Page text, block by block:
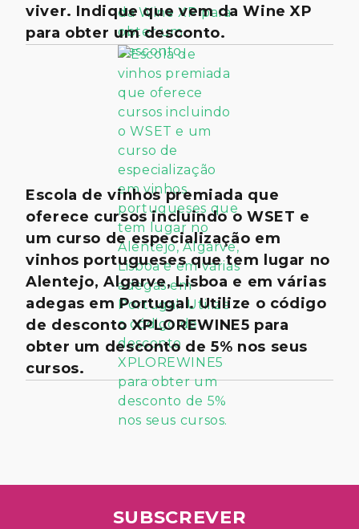
viver. Indique que vem da Wine XP
para obter um desconto.
Escola de vinhos premiada que
oferece cursos incluindo o WSET e
um curso de especialização em
vinhos portugueses que tem lugar no
Alentejo, Algarve, Lisboa e em várias
adegas em Portugal. Utilize o código
de desconto XPLOREWINE5 para
obter um desconto de 5% nos seus
cursos.
SUBSCREVER